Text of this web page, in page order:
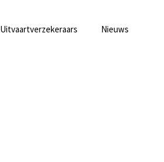
Uitvaartverzekeraars Nieuws